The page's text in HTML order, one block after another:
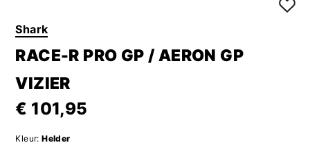
Shark
RACE-R PRO GP / AERON GP
VIZIER
€ 101,95
Kleur: Helder